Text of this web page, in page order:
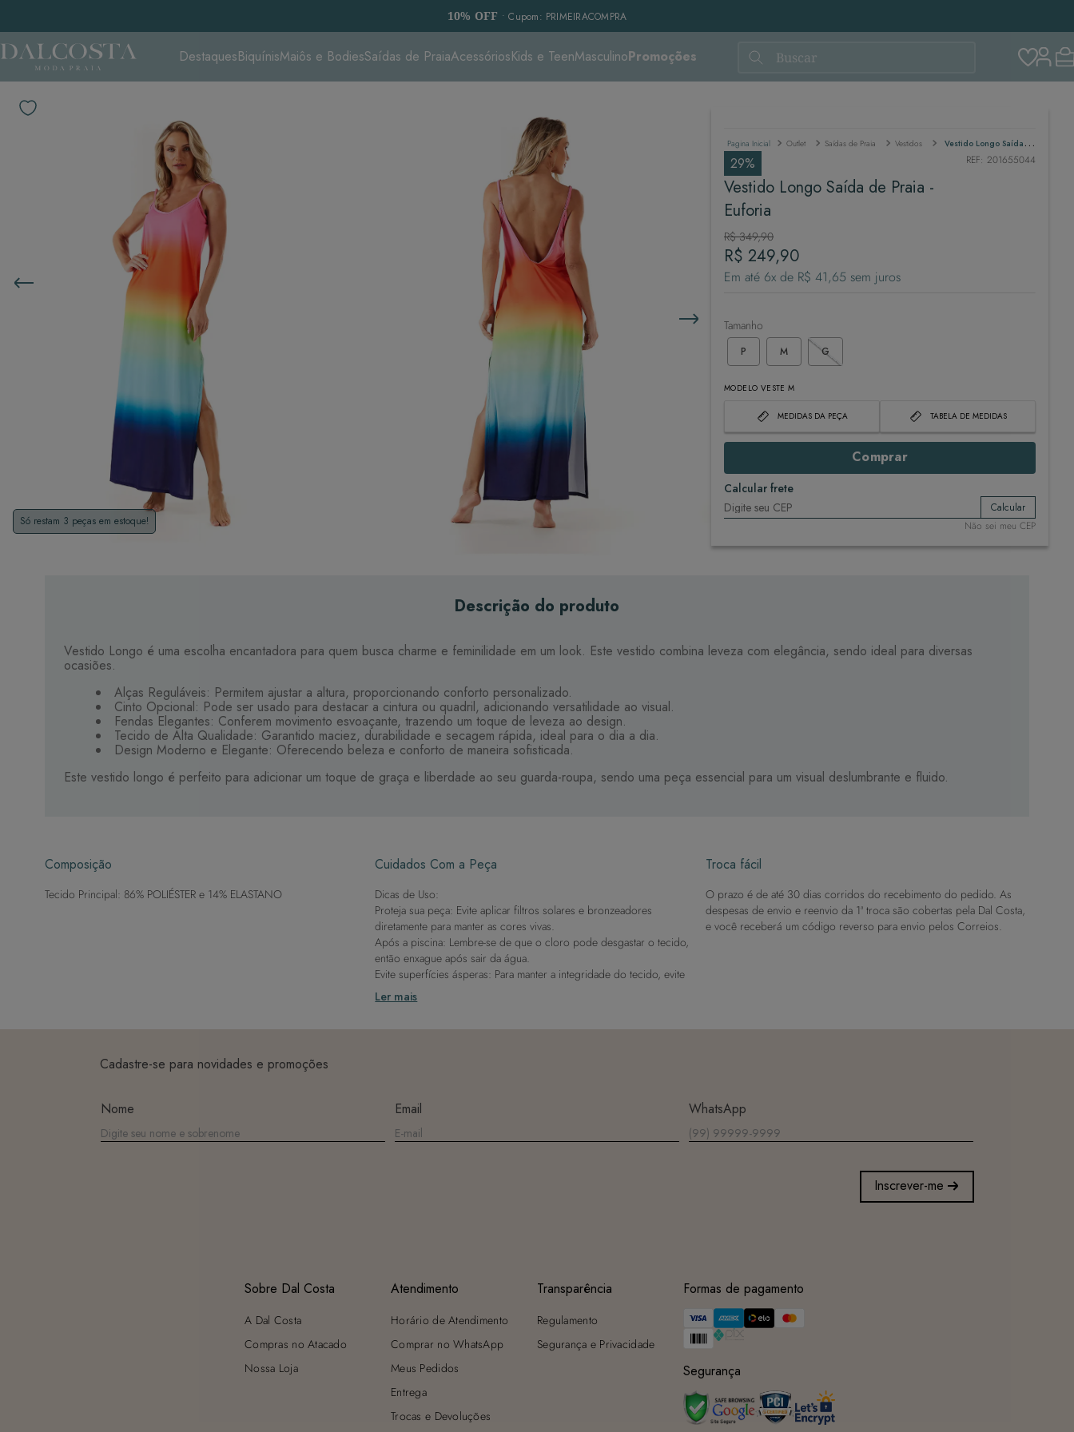
10% OFF • Cupom: PRIMEIRACOMPRA
DestaquesBiquínisMaiôs e BodiesSaídas de PraiaAcessóriosKids e TeenMasculinoPromoções Buscar
Só restam 3 peças em estoque!
Outlet Saídas de Praia Vestidos Vestido Longo Saída de Praia - Euforia
29%
Vestido Longo Saída de Praia -
Euforia
R$ 349,90
R$ 249,90
Em até 6x de R$ 41,65 sem juros
REF: 201655044
Tamanho
P M G
MODELO VESTE M
MEDIDAS DA PEÇA TABELA DE MEDIDAS
Comprar
Calcular frete
Calcular
Não sei meu CEP
Descrição do produto
Vestido Longo é uma escolha encantadora para quem busca charme e feminilidade em um look. Este vestido combina leveza com elegância, sendo ideal para diversas
ocasiões.
Alças Reguláveis: Permitem ajustar a altura, proporcionando conforto personalizado.
Cinto Opcional: Pode ser usado para destacar a cintura ou quadril, adicionando versatilidade ao visual.
Fendas Elegantes: Conferem movimento esvoaçante, trazendo um toque de leveza ao design.
Tecido de Alta Qualidade: Garantido maciez, durabilidade e secagem rápida, ideal para o dia a dia.
Design Moderno e Elegante: Oferecendo beleza e conforto de maneira sofisticada.
Este vestido longo é perfeito para adicionar um toque de graça e liberdade ao seu guarda-roupa, sendo uma peça essencial para um visual deslumbrante e fluido.
Composição
Tecido Principal: 86% POLIÉSTER e 14% ELASTANO
Cuidados Com a Peça
Dicas de Uso:
Proteja sua peça: Evite aplicar filtros solares e bronzeadores
diretamente para manter as cores vivas.
Após a piscina: Lembre-se de que o cloro pode desgastar o tecido,
então enxague após sair da água.
Evite superfícies ásperas: Para manter a integridade do tecido, evite
contato com superfícies rugosas.
sombra e evite a secadora.
Para cores vibrantes: Lave as peças antes do primeiro uso e siga as
dicas acima para manter as cores radiantes.
Ler mais
Troca fácil
O prazo é de até 30 dias corridos do recebimento do pedido. As
despesas de envio e reenvio da 1ª troca são cobertas pela Dal Costa,
e você receberá um código reverso para envio pelos Correios.
Cadastre-se para novidades e promoções
Nome Email WhatsApp
Inscrever-me
Sobre Dal Costa
A Dal Costa
Compras no Atacado
Nossa Loja
Atendimento
Horário de Atendimento
Comprar no WhatsApp
Meus Pedidos
Entrega
Trocas e Devoluções
Transparência
Regulamento
Segurança e Privacidade
Formas de pagamento
Segurança